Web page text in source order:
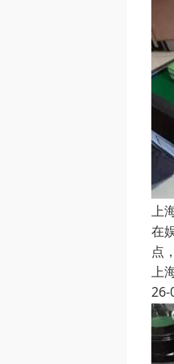
上
在
点
上
26-